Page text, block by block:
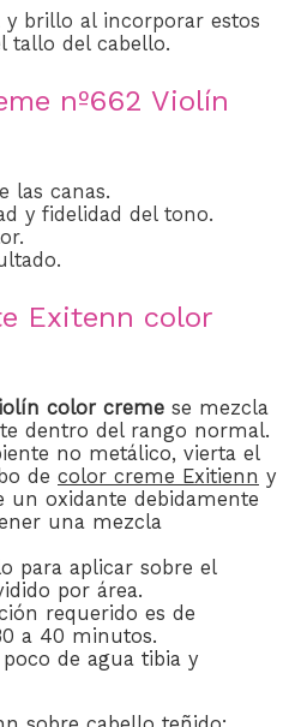
brillo al incorporar estos
tallo del cabello.
nº662 Violín
las canas.
y fidelidad del tono.
Exitenn color
color creme se mezcla
dentro del rango normal.
no metálico, vierta el
de color creme Exitienn y
un oxidante debidamente
una mezcla
para aplicar sobre el
por área.
requerido es de
a 40 minutos.
de agua tibia y